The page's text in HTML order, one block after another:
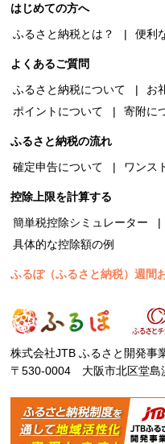
はじめての方へ
ふるさと納税とは？
便利
よくあるご質問
ふるさと納税について
お
ポイントについて
寄附に
ふるさと納税の流れ
確定申告について
ワンス
控除上限を計算する
簡単税控除シミュレーター
具体的な控除額の例
ふるぽ（ふるさと納税）週間
株式会社JTB ふるさと開発事
〒530-0004 大阪市北区堂島